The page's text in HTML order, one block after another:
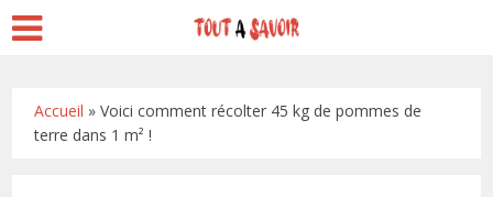
Accueil »Voici comment récolter 45 kg de pommes de
terre dans 1 m² !